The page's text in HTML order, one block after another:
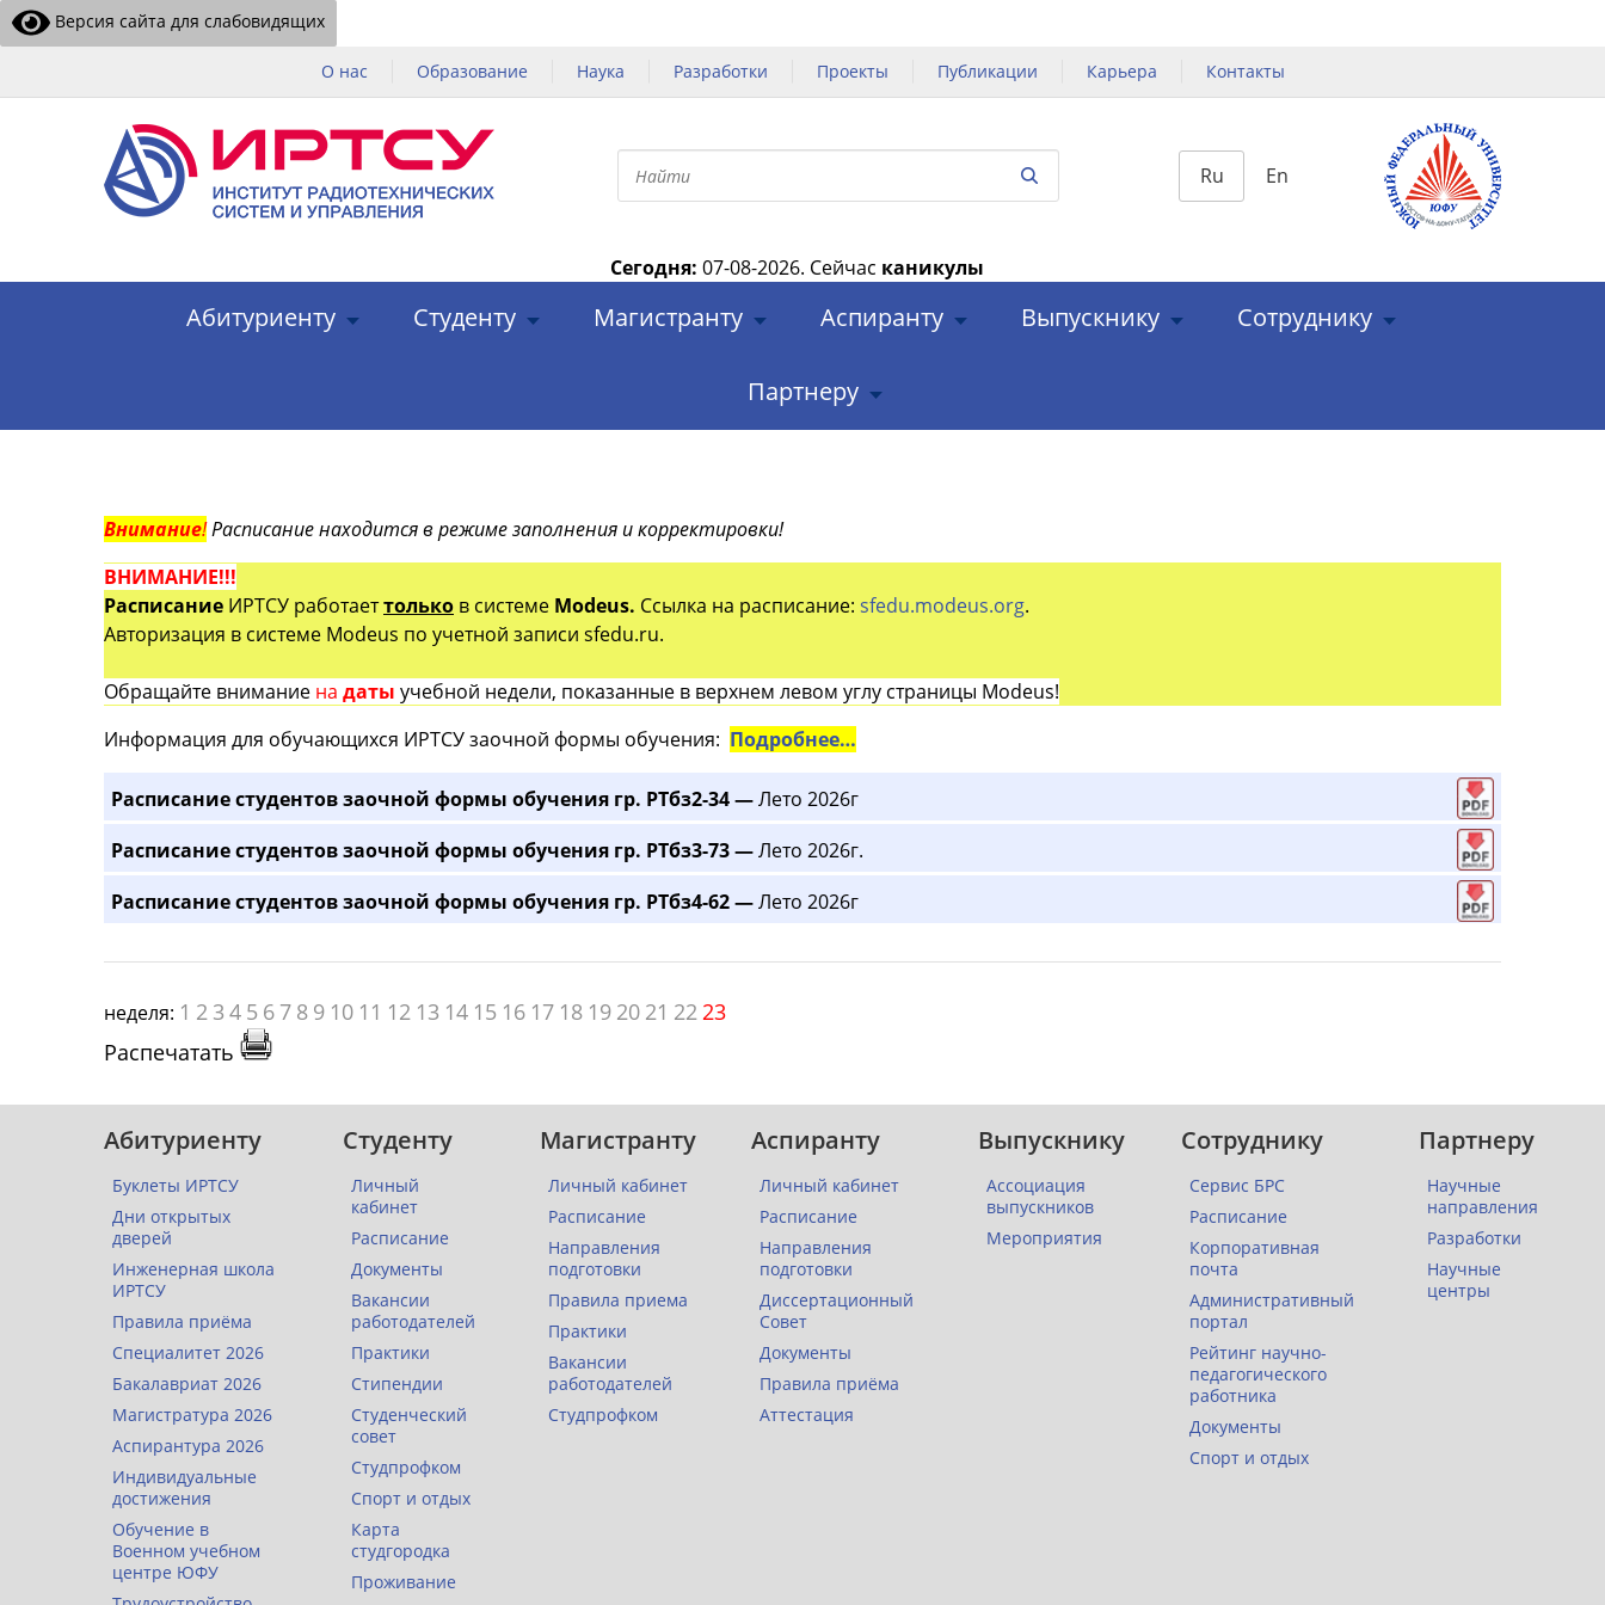
Версия сайта для слабовидящих
О нас Образование Наука Разработки Проекты Публикации Карьера Контакты
Ru En
Сегодня: 07-08-2026. Сейчас каникулы
Абитуриенту Студенту Магистранту Аспиранту Выпускнику Сотруднику
Партнеру
Внимание!Расписание находится в режиме заполнения и корректировки!
ВНИМАНИЕ!!!
Расписание ИРТСУ работаеттолько в системе Modeus. Ссылка на расписание: sfedu.modeus.org.
Авторизация в системе Modeus по учетной записи sfedu.ru.
Обращайте внимание на даты учебной недели, показанные в верхнем левом углу страницы Modeus!
Информация для обучающихся ИРТСУ заочной формы обучения: Подробнее…
Расписание студентов заочной формы обучения гр. РТбз2-34 —Лето 2026г
Расписание студентов заочной формы обучения гр. РТбз3-73 —Лето 2026г.
Расписание студентов заочной формы обучения гр. РТбз4-62 —Лето 2026г
неделя: 1 2 3 4 5 6 7 8 9 10 11 12 13 14 15 16 17 18 19 20 21 2223
Распечатать
Абитуриенту
Буклеты ИРТСУ
Дни открытых
дверей
Инженерная школа
ИРТСУ
Правила приёма
Специалитет 2026
Бакалавриат 2026
Магистратура 2026
Аспирантура 2026
Индивидуальные
достижения
Обучение в
Военном учебном
центре ЮФУ
Студенту
Личный
кабинет
Расписание
Документы
Вакансии
работодателей
Практики
Стипендии
Студенческий
совет
Студпрофком
Спорт и отдых
Карта
студгородка
Проживание
Магистранту
Личный кабинет
Расписание
Направления
подготовки
Правила приема
Практики
Вакансии
работодателей
Студпрофком
Аспиранту
Личный кабинет
Расписание
Направления
подготовки
Диссертационный
Совет
Документы
Правила приёма
Аттестация
Выпускнику
Ассоциация
выпускников
Мероприятия
Сотруднику
Сервис БРС
Расписание
Корпоративная
почта
Административный
портал
Рейтинг научно-
педагогического
работника
Документы
Спорт и отдых
Партнеру
Научные
направления
Разработки
Научные
центры